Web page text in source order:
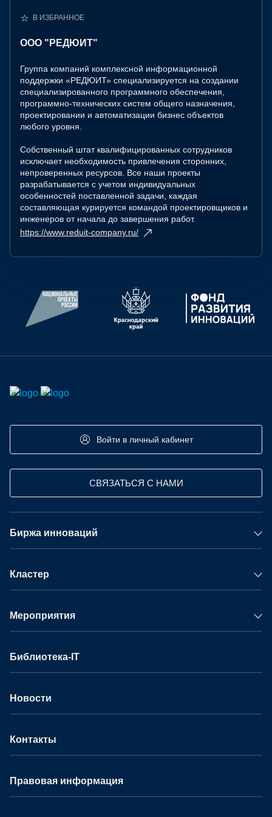
В ИЗБРАННОЕ
ООО "РЕДЮИТ"
Группа компаний комплексной информационной
поддержки «РЕДЮИТ» специализируется на создании
специализированного программного обеспечения,
программно-технических систем общего назначения,
проектировании и автоматизации бизнес объектов
любого уровня.
Собственный штат квалифицированных сотрудников
исключает необходимость привлечения сторонних,
непроверенных ресурсов. Все наши проекты
разрабатывается с учетом индивидуальных
особенностей поставленной задачи, каждая
составляющая курируется командой проектировщиков и
инженеров от начала до завершения работ.
https://www.reduit-company.ru/
Войти в личный кабинет
СВЯЗАТЬСЯ С НАМИ
Биржа инноваций
Кластер
Мероприятия
Библиотека-IT
Новости
Контакты
Правовая информация